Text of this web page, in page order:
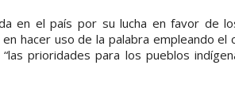
en el país por su lucha en favor de
hacer uso de la palabra empleando el
prioridades para los pueblos